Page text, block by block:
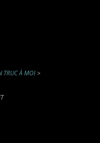
TRUC À MOI >